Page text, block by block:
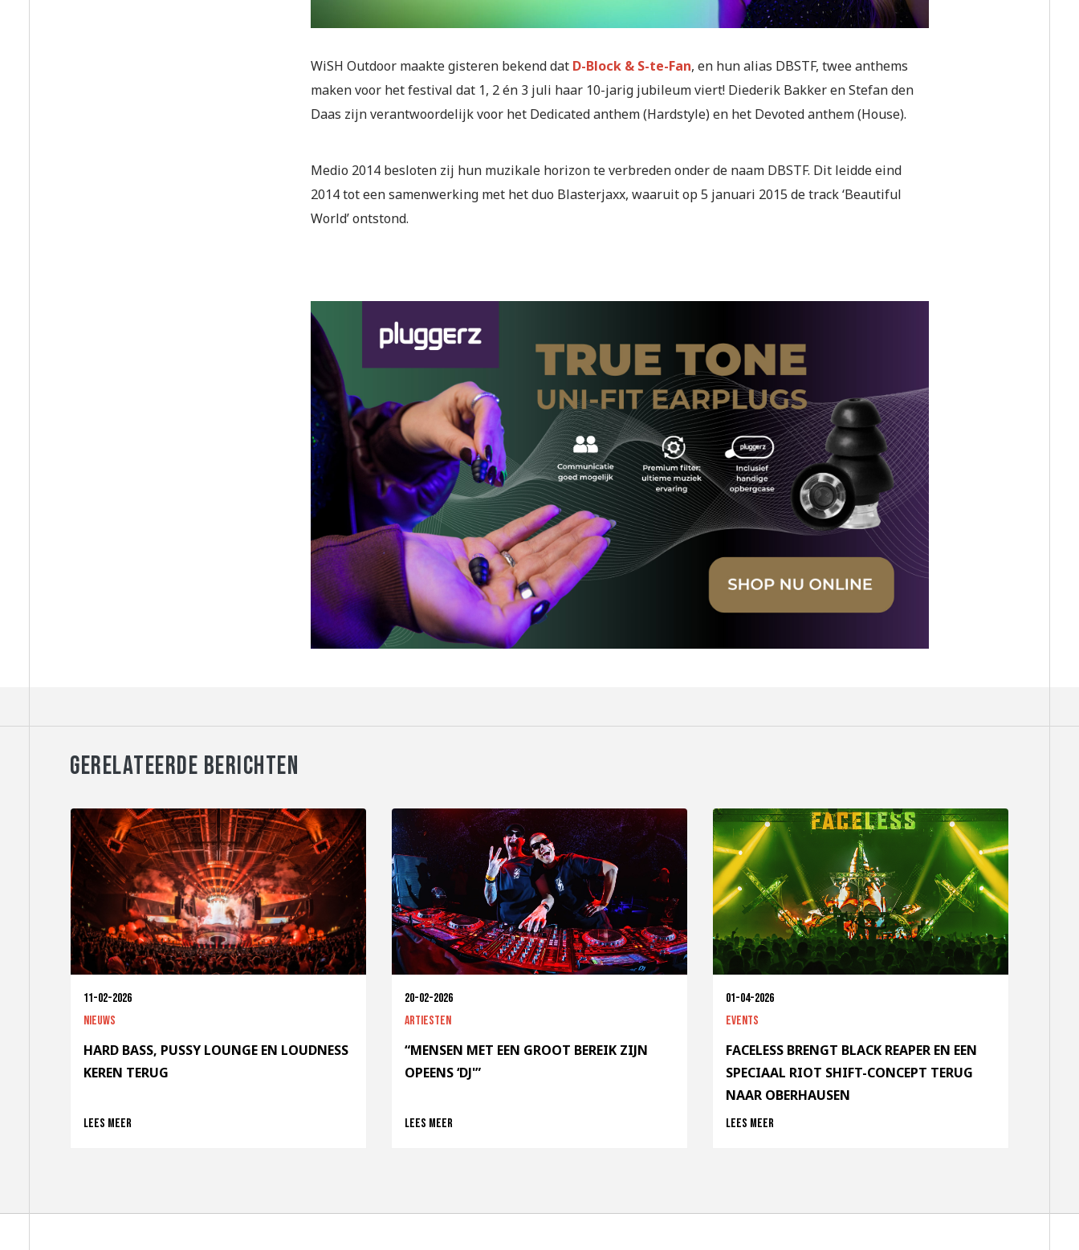
WiSH Outdoor maakte gisteren bekend dat D-Block & S-te-Fan, en hun alias DBSTF, twee anthems
maken voor het festival dat 1, 2 én 3 juli haar 10-jarig jubileum viert! Diederik Bakker en Stefan den
Daas zijn verantwoordelijk voor het Dedicated anthem (Hardstyle) en het Devoted anthem (House).
Medio 2014 besloten zij hun muzikale horizon te verbreden onder de naam DBSTF. Dit leidde eind
2014 tot een samenwerking met het duo Blasterjaxx, waaruit op 5 januari 2015 de track ‘Beautiful
World’ ontstond.
GERELATEERDE BERICHTEN
11-02-2026
Nieuws
HARD BASS, PUSSY LOUNGE EN LOUDNESS
KEREN TERUG
Lees meer
20-02-2026
Artiesten
“MENSEN MET EEN GROOT BEREIK ZIJN
OPEENS ‘DJ'”
Lees meer
01-04-2026
Events
FACELESS BRENGT BLACK REAPER EN EEN
SPECIAAL RIOT SHIFT-CONCEPT TERUG
NAAR OBERHAUSEN
Lees meer